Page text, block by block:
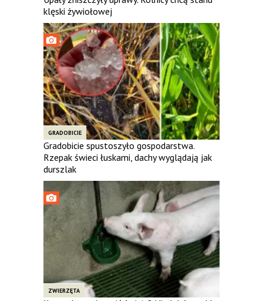
klęski żywiołowej
GRADOBICIE
Gradobicie spustoszyło gospodarstwa.
Rzepak świeci łuskami, dachy wyglądają jak
durszlak
ZWIERZĘTA